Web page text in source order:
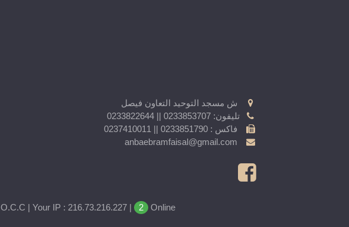
ش مسجد التوحيد التعاون فيصل
تليفون: 0233853707 || 0233822644
فاكس : 0233851790 || 0237410011
anbaebramfaisal@gmail.com
O.C.C | Your IP : 216.73.216.227 | 2 Online | كنيسة السيدة العذراء مريم والأنبا ابرآم - فيصل All Rights Reserved. Copyright © 2025